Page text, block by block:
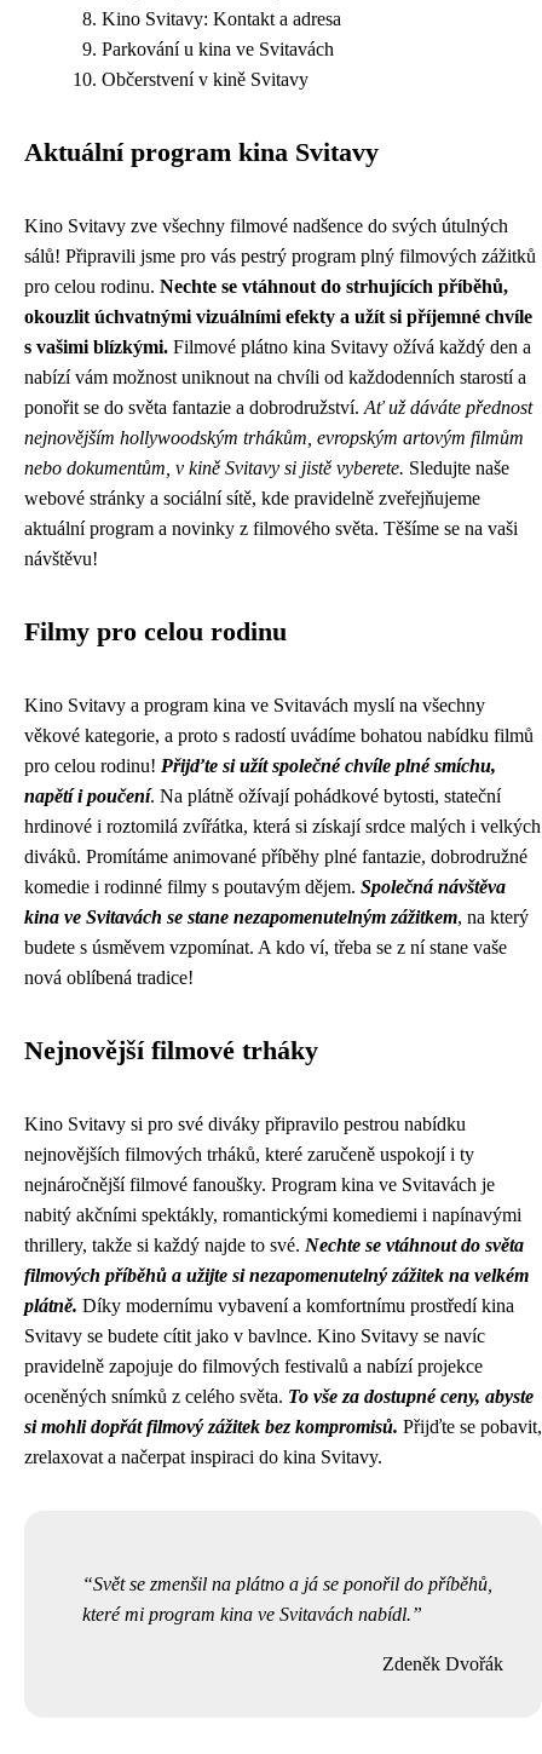
Kino Svitavy: Kontakt a adresa
Parkování u kina ve Svitavách
Občerstvení v kině Svitavy
Aktuální program kina Svitavy
Kino Svitavy zve všechny filmové nadšence do svých útulných
sálů! Připravili jsme pro vás pestrý program plný filmových zážitků
pro celou rodinu. Nechte se vtáhnout do strhujících příběhů,
okouzlit úchvatnými vizuálními efekty a užít si příjemné chvíle
s vašimi blízkými. Filmové plátno kina Svitavy ožívá každý den a
nabízí vám možnost uniknout na chvíli od každodenních starostí a
ponořit se do světa fantazie a dobrodružství. Ať už dáváte přednost
nejnovějším hollywoodským trhákům, evropským artovým filmům
nebo dokumentům, v kině Svitavy si jistě vyberete. Sledujte naše
webové stránky a sociální sítě, kde pravidelně zveřejňujeme
aktuální program a novinky z filmového světa. Těšíme se na vaši
návštěvu!
Filmy pro celou rodinu
Kino Svitavy a program kina ve Svitavách myslí na všechny
věkové kategorie, a proto s radostí uvádíme bohatou nabídku filmů
pro celou rodinu! Přijďte si užít společné chvíle plné smíchu,
napětí i poučení. Na plátně ožívají pohádkové bytosti, stateční
hrdinové i roztomilá zvířátka, která si získají srdce malých i velkých
diváků. Promítáme animované příběhy plné fantazie, dobrodružné
komedie i rodinné filmy s poutavým dějem. Společná návštěva
kina ve Svitavách se stane nezapomenutelným zážitkem, na který
budete s úsměvem vzpomínat. A kdo ví, třeba se z ní stane vaše
nová oblíbená tradice!
Nejnovější filmové trháky
Kino Svitavy si pro své diváky připravilo pestrou nabídku
nejnovějších filmových trháků, které zaručeně uspokojí i ty
nejnáročnější filmové fanoušky. Program kina ve Svitavách je
nabitý akčními spektákly, romantickými komediemi i napínavými
thrillery, takže si každý najde to své. Nechte se vtáhnout do světa
filmových příběhů a užijte si nezapomenutelný zážitek na velkém
plátně. Díky modernímu vybavení a komfortnímu prostředí kina
Svitavy se budete cítit jako v bavlnce. Kino Svitavy se navíc
pravidelně zapojuje do filmových festivalů a nabízí projekce
oceněných snímků z celého světa. To vše za dostupné ceny, abyste
si mohli dopřát filmový zážitek bez kompromisů. Přijďte se pobavit,
zrelaxovat a načerpat inspiraci do kina Svitavy.
Svět se zmenšil na plátno a já se ponořil do příběhů,
které mi program kina ve Svitavách nabídl.
Zdeněk Dvořák